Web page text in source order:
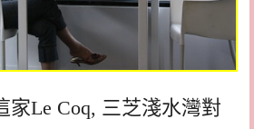
家Le Coq, 三芝淺水灣對